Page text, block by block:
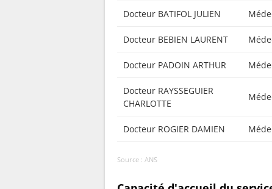
Docteur BATIFOL JULIEN
Docteur BEBIEN LAURENT
Docteur PADOIN ARTHUR
Docteur RAYSSEGUIER
CHARLOTTE
Docteur ROGIER DAMIEN
Source : ANS